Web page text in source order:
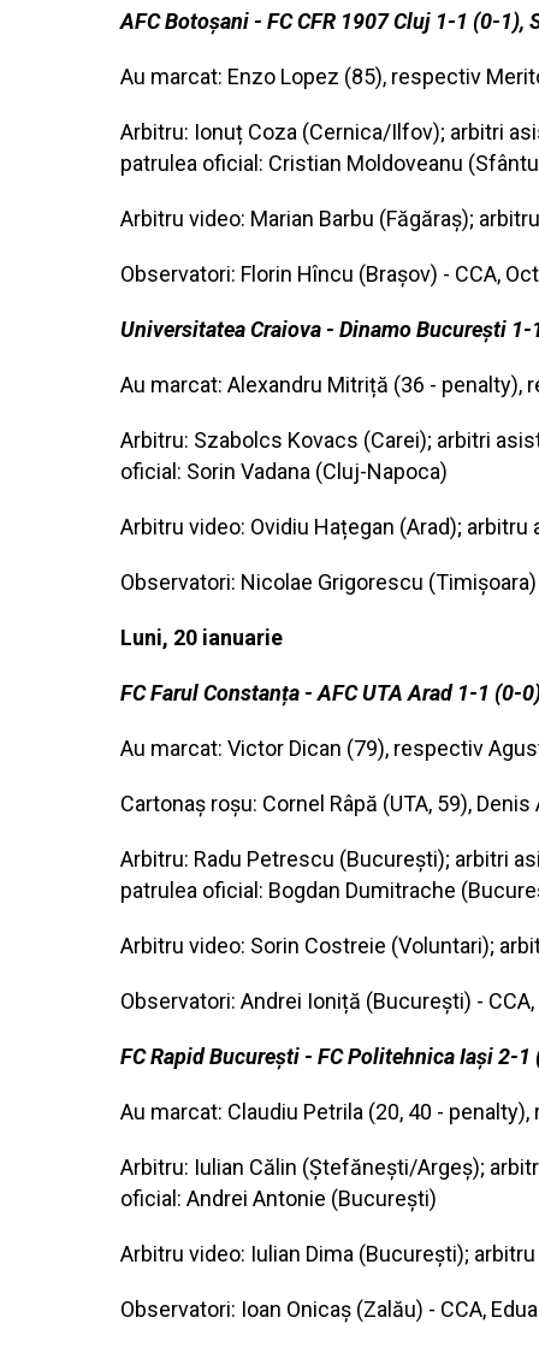
AFC Botoșani - FC CFR 1907 Cluj 1-1 (0-
Au marcat: Enzo Lopez (85), respectiv
Arbitru: Ionuț Coza (Cernica/Ilfov); arbitri
patrulea oficial: Cristian Moldoveanu
Arbitru video: Marian Barbu (Făgăraș);
Observatori: Florin Hîncu (Brașov) - CCA,
Universitatea Craiova - Dinamo București
Au marcat: Alexandru Mitriță (36 - penalty),
Arbitru: Szabolcs Kovacs (Carei); arbitri
oficial: Sorin Vadana (Cluj-Napoca)
Arbitru video: Ovidiu Hațegan (Arad);
Observatori: Nicolae Grigorescu
Luni, 20 ianuarie
FC Farul Constanța - AFC UTA Arad 1-1
Au marcat: Victor Dican (79), respectiv
Cartonaș roșu: Cornel Râpă (UTA, 59), Denis
Arbitru: Radu Petrescu (București); arbitri
patrulea oficial: Bogdan Dumitrache
Arbitru video: Sorin Costreie (Voluntari);
Observatori: Andrei Ioniță (București) -
FC Rapid București - FC Politehnica Iași 2-
Au marcat: Claudiu Petrila (20, 40 -
Arbitru: Iulian Călin (Ștefănești/Argeș);
oficial: Andrei Antonie (București)
Arbitru video: Iulian Dima (București);
Observatori: Ioan Onicaș (Zalău) - CCA,